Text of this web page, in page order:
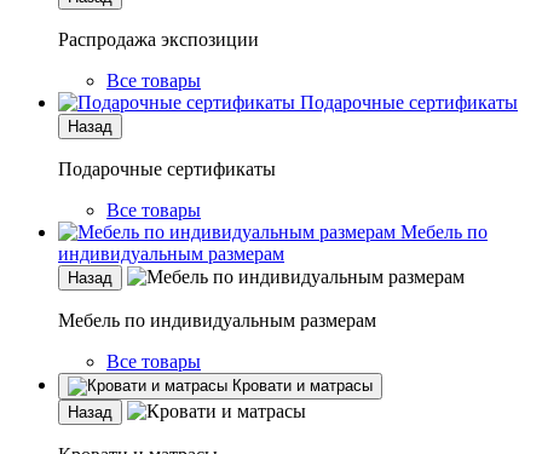
Распродажа экспозиции
Все товары
Подарочные сертификаты
Назад
Подарочные сертификаты
Все товары
Мебель по
индивидуальным размерам
Назад
Мебель по индивидуальным размерам
Все товары
Кровати и матрасы
Назад